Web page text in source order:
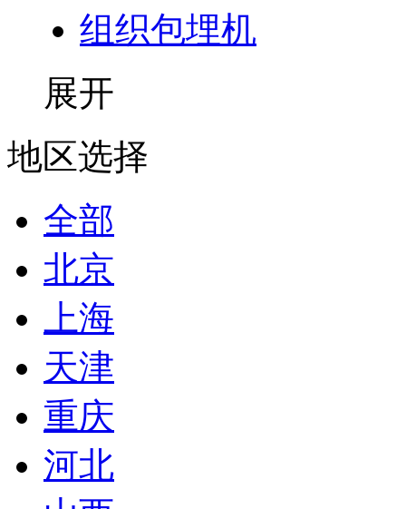
组织包埋机
展开
地区选择
全部
北京
上海
天津
重庆
河北